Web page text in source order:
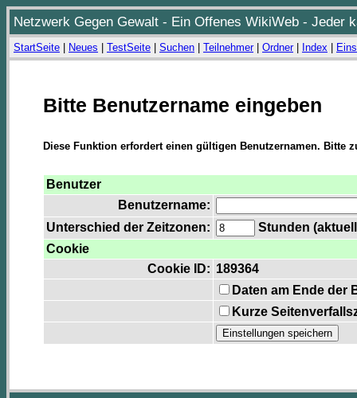
Netzwerk Gegen Gewalt - Ein Offenes WikiWeb - Jeder
StartSeite Neues TestSeite Suchen Teilnehmer| Ordner| Index
Bitte Benutzername eingeben
Diese Funktion erfordert einen gültigen Benutzernamen. Bitte
Benutzer
Benutzername:
Unterschied der Zeitzonen:
Stunden
Cookie
Cookie ID: 189364
Daten am Ende der
Kurze